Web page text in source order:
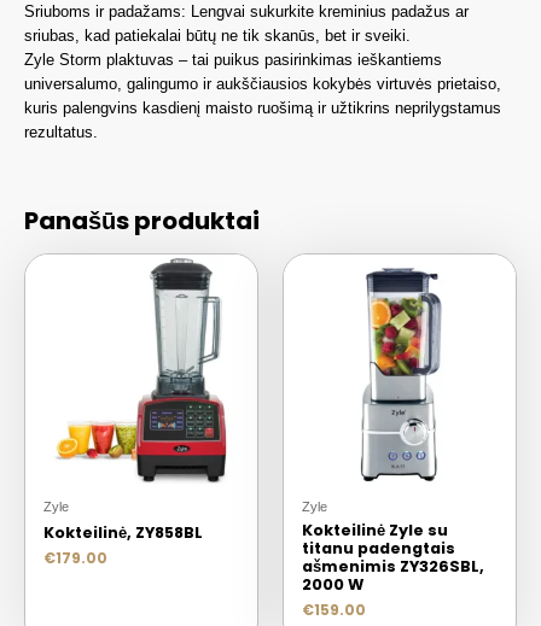
Sriuboms ir padažams: Lengvai sukurkite kreminius padažus ar
sriubas, kad patiekalai būtų ne tik skanūs, bet ir sveiki.
Zyle Storm plaktuvas – tai puikus pasirinkimas ieškantiems
universalumo, galingumo ir aukščiausios kokybės virtuvės prietaiso,
kuris palengvins kasdienį maisto ruošimą ir užtikrins neprilygstamus
rezultatus.
Panašūs produktai
Zyle
Kokteilinė, ZY858BL
€179.00
Zyle
Kokteilinė Zyle su
titanu padengtais
ašmenimis ZY326SBL,
2000 W
€159.00